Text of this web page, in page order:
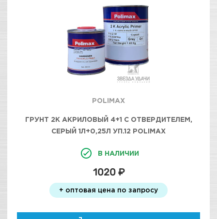
POLIMAX
ГРУНТ 2К АКРИЛОВЫЙ 4+1 С ОТВЕРДИТЕЛЕМ,
СЕРЫЙ 1Л+0,25Л УП.12 POLIMAX
В НАЛИЧИИ
1020 ₽
+ оптовая цена по запросу